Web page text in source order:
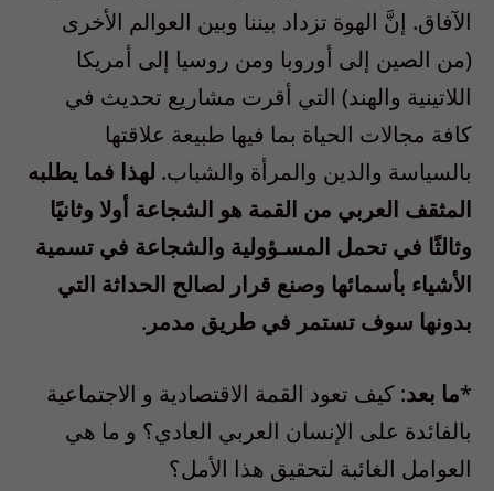
الآفاق. إنَّ الهوة تزداد بيننا وبين العوالم الأخرى
(من الصين إلى أوروبا ومن روسيا إلى أمريكا
اللاتينية والهند) التي أقرت مشاريع تحديث في
كافة مجالات الحياة بما فيها طبيعة علاقتها
بالسياسة والدين والمرأة والشباب. لهذا فما يطلبه
المثقف العربي من القمة هو الشجاعة أولا وثانيًا
وثالثًا في تحمل المسـؤولية والشجاعة في تسمية
الأشياء بأسمائها وصنع قرار لصالح الحداثة التي
بدونها سوف تستمر في طريق مدمر .
*ما بعد: كيف تعود القمة الاقتصادية و الاجتماعية
بالفائدة على الإنسان العربي العادي؟ و ما هي
العوامل الغائبة لتحقيق هذا الأمل؟